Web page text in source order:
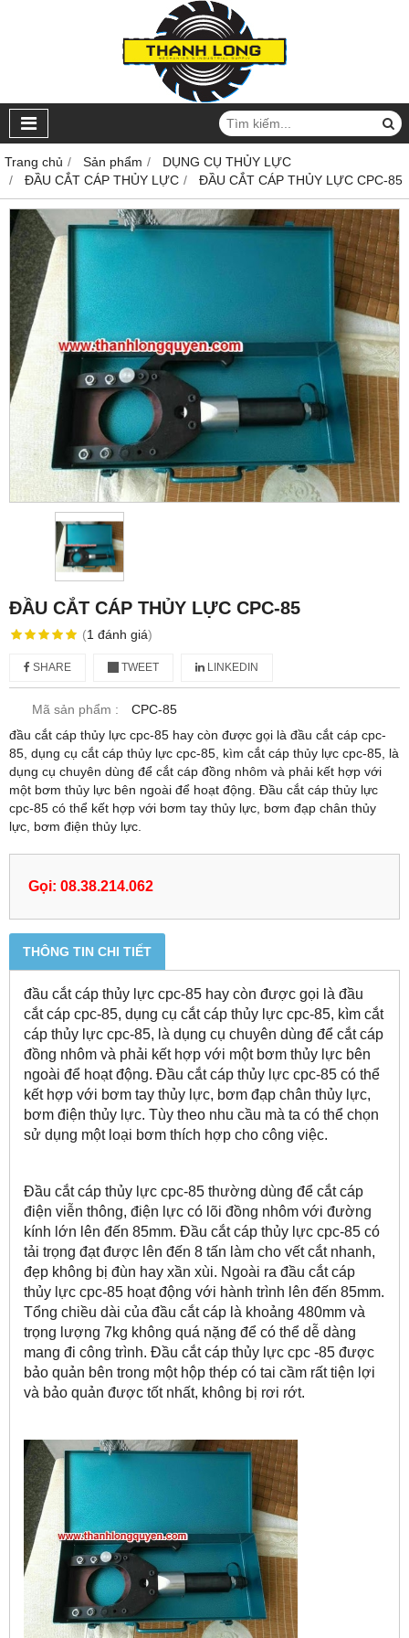
Trang chủ Sản phẩm
DỤNG CỤ THỦY LỰC
ĐẦU CẮT CÁP THỦY LỰC
ĐẦU CẮT CÁP THỦY LỰC CPC-85
ĐẦU CẮT CÁP THỦY LỰC CPC-85
(1 đánh giá)
SHARE TWEET LINKEDIN
Mã sản phẩm :
CPC-85
đầu cắt cáp thủy lực cpc-85 hay còn được gọi là đầu cắt cáp cpc-
85, dụng cụ cắt cáp thủy lực cpc-85, kìm cắt cáp thủy lực cpc-85, là
dụng cụ chuyên dùng để cắt cáp đồng nhôm và phải kết hợp với
một bơm thủy lực bên ngoài để hoạt động. Đầu cắt cáp thủy lực
cpc-85 có thể kết hợp với bơm tay thủy lực, bơm đạp chân thủy
lực, bơm điện thủy lực.
Gọi: 08.38.214.062
THÔNG TIN CHI TIẾT
đầu cắt cáp thủy lực cpc-85 hay còn được gọi là đầu
cắt cáp cpc-85, dụng cụ cắt cáp thủy lực cpc-85, kìm cắt
cáp thủy lực cpc-85, là dụng cụ chuyên dùng để cắt cáp
đồng nhôm và phải kết hợp với một bơm thủy lực bên
ngoài để hoạt động. Đầu cắt cáp thủy lực cpc-85 có thể
kết hợp với bơm tay thủy lực, bơm đạp chân thủy lực,
bơm điện thủy lực. Tùy theo nhu cầu mà ta có thể chọn
sử dụng một loại bơm thích hợp cho công việc.
Đầu cắt cáp thủy lực cpc-85 thường dùng để cắt cáp
điện viễn thông, điện lực có lõi đồng nhôm với đường
kính lớn lên đến 85mm. Đầu cắt cáp thủy lực cpc-85 có
tải trọng đạt được lên đến 8 tấn làm cho vết cắt nhanh,
đẹp không bị đùn hay xần xùi. Ngoài ra đầu cắt cáp
thủy lực cpc-85 hoạt động với hành trình lên đến 85mm.
Tổng chiều dài của đầu cắt cáp là khoảng 480mm và
trọng lượng 7kg không quá nặng để có thể dễ dàng
mang đi công trình. Đầu cắt cáp thủy lực cpc -85 được
bảo quản bên trong một hộp thép có tai cầm rất tiện lợi
và bảo quản được tốt nhất, không bị rơi rớt.